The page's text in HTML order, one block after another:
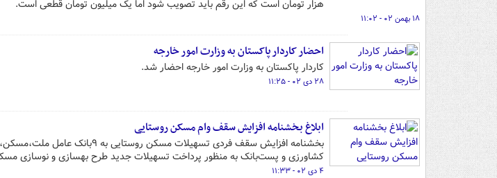
هزار تومان است که این رقم باید تصویب شود اما یک میلیون تومان قطعی است.
۱۸ بهمن ۰۲ - ۱۱:۰۲
احضار کاردار پاکستان به وزارت امور خارجه
کاردار پاکستان به وزارت امور خارجه احضار شد.
۲۸ دی ۰۲ - ۱۱:۲۵
ابلاغ بخشنامه افزایش سقف وام مسکن روستایی
بخشنامه افزایش سقف فردی تسهیلات مسکن
کشاورزی و پست‌بانک به منظور پرداخت تسهیلات جدید طرح بهسازی و نوسازی
۴ دی ۰۲ - ۱۱:۳۳